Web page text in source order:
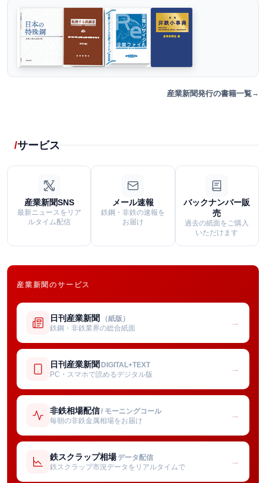
産業新聞発行の書籍一覧
サービス
産業新聞SNS
最新ニュースをリア
ルタイム配信
メール速報
鉄鋼・非鉄の速報を
お届け
バックナンバー販
売
過去の紙面をご購入
いただけます
産業新聞のサービス
日刊産業新聞 （紙版）
鉄鋼・非鉄業界の総合紙面
→
日刊産業新聞 DIGITAL+TEXT
PC・スマホで読めるデジタル版
→
非鉄相場配信/ モーニングコール
毎朝の非鉄金属相場をお届け
→
鉄スクラップ相場 データ配信
鉄スクラップ市況データをリアルタイムで
→